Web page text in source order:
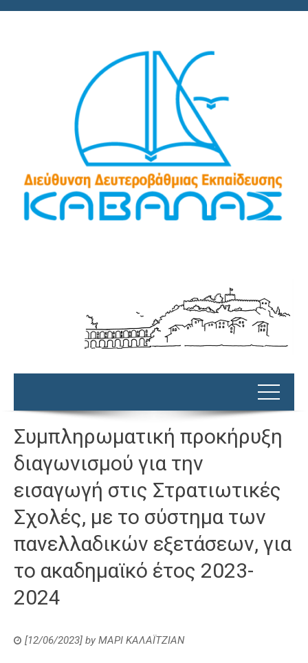
Συμπληρωματική προκήρυξη
διαγωνισμού για την
εισαγωγή στις Στρατιωτικές
Σχολές, με το σύστημα των
πανελλαδικών εξετάσεων, για
το ακαδημαϊκό έτος 2023-
2024
[12/06/2023] by ΜΑΡΙ ΚΑΛΑΪΤΖΙΑΝ